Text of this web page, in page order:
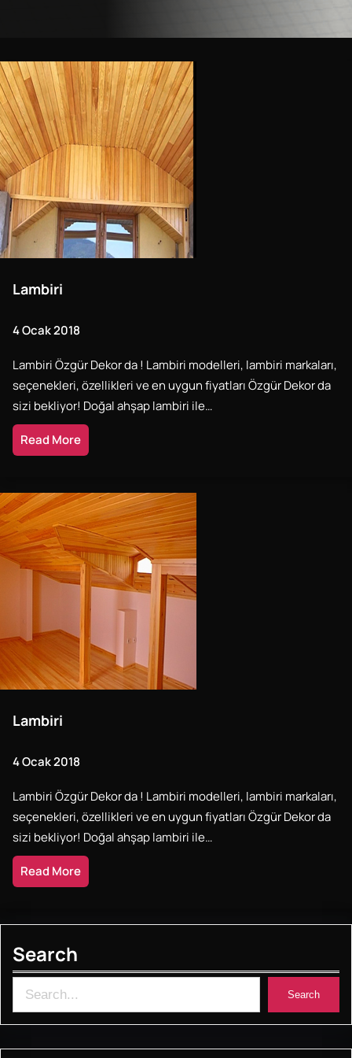
Lambiri
4 Ocak 2018
Lambiri Özgür Dekor da ! Lambiri modelleri, lambiri markaları,
seçenekleri, özellikleri ve en uygun fiyatları Özgür Dekor da
sizi bekliyor! Doğal ahşap lambiri ile…
Read More
Lambiri
4 Ocak 2018
Lambiri Özgür Dekor da ! Lambiri modelleri, lambiri markaları,
seçenekleri, özellikleri ve en uygun fiyatları Özgür Dekor da
sizi bekliyor! Doğal ahşap lambiri ile…
Read More
Search
e
Search